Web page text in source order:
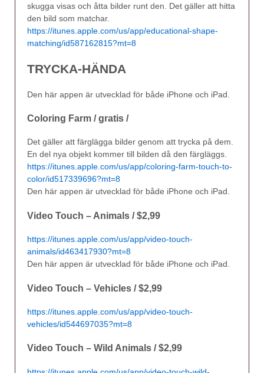
skugga visas och åtta bilder runt den. Det gäller att hitta
den bild som matchar.
https://itunes.apple.com/us/app/educational-shape-
matching/id587162815?mt=8
TRYCKA-HÄNDA
Den här appen är utvecklad för både iPhone och iPad.
Coloring Farm / gratis /
Det gäller att färglägga bilder genom att trycka på dem.
En del nya objekt kommer till bilden då den färgläggs.
https://itunes.apple.com/us/app/coloring-farm-touch-to-
color/id517339696?mt=8
Den här appen är utvecklad för både iPhone och iPad.
Video Touch – Animals / $2,99
https://itunes.apple.com/us/app/video-touch-
animals/id463417930?mt=8
Den här appen är utvecklad för både iPhone och iPad.
Video Touch – Vehicles / $2,99
https://itunes.apple.com/us/app/video-touch-
vehicles/id544697035?mt=8
Video Touch – Wild Animals / $2,99